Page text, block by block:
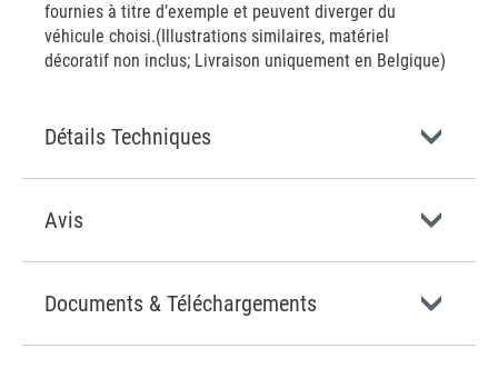
fournies à titre d’exemple et peuvent diverger du
véhicule choisi.(Illustrations similaires, matériel
décoratif non inclus; Livraison uniquement en Belgique)
Détails Techniques
Avis
Documents & Téléchargements